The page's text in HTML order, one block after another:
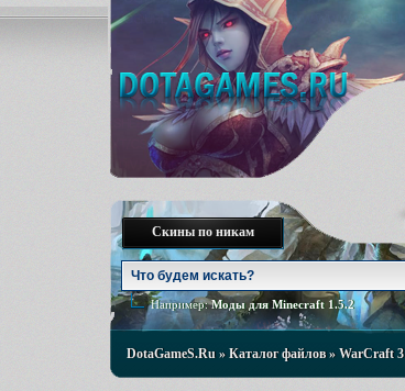
Скины по никам
Например:Моды для Minecraft 1.5.2
DotaGameS.Ru» Каталог файлов» WarCraft 3